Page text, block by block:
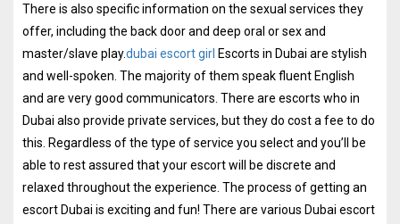
There is also specific information on the sexual services they
offer, including the back door and deep oral or sex and
master/slave play.dubai escort girl Escorts in Dubai are stylish
and well-spoken. The majority of them speak fluent English
and are very good communicators. There are escorts who in
Dubai also provide private services, but they do cost a fee to do
this. Regardless of the type of service you select and you’ll be
able to rest assured that your escort will be discrete and
relaxed throughout the experience. The process of getting an
escort Dubai is exciting and fun! There are various Dubai escort